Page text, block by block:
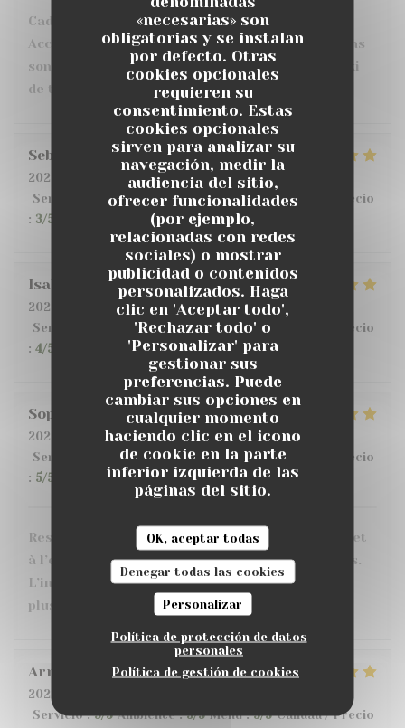
«necesarias» son
obligatorias y se instalan
por defecto. Otras
cookies opcionales
requieren su
consentimiento. Estas
cookies opcionales
sirven para analizar su
navegación, medir la
audiencia del sitio,
ofrecer funcionalidades
(por ejemplo,
relacionadas con redes
sociales) o mostrar
publicidad o contenidos
personalizados. Haga
clic en 'Aceptar todo',
'Rechazar todo' o
'Personalizar' para
gestionar sus
preferencias. Puede
cambiar sus opciones en
cualquier momento
haciendo clic en el icono
de cookie en la parte
inferior izquierda de las
páginas del sitio.
OK, aceptar todas
Denegar todas las cookies
Personalizar
Política de protección de datos
personales
Política de gestión de cookies
Cadre en terrasse très sympa : dans la verdure
Accueil et service parfait Seul bémol : les portions
sont vraiment très petites ... (j'avais pris le tataki
de thon : minimaliste ...)
Sebastien L
2026-07-17
- 20:00 - Invitados 2
Servicio
/5 Ambiente: 4/5 Menú: 5 /5 Calidad / Precio
: 3/5
Isabelle
2026-07-14
- 19:30 - Invitados 2
Servicio
Ambiente: 5/5 Menú : 5 /5
Calidad / Precio
: 4/5
Sophie
2026-07-10
- 20:30 - Invitados 3
Servicio
Ambiente: 5/5 Menú : 5/5 Calidad / Precio
: 5/5
Restaurant très sympa, personnel très agréable et
à l’écoute. Les plats sont très bons et bien servis.
L’intérieur est confortable avec le choix entre
plusieurs ambiances et une grande terrasse.
Armand
2026-07-10
Servicio: 5/5 Ambiente: 5/5 Menú: 5/5 Calidad / Precio